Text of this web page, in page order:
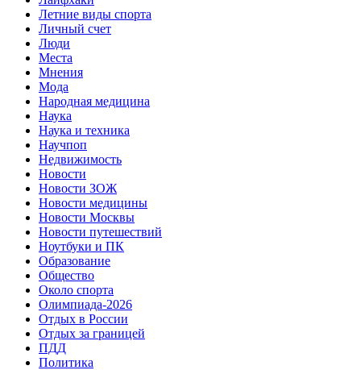
Летние виды спорта
Личный счет
Люди
Места
Мнения
Мода
Народная медицина
Наука
Наука и техника
Научпоп
Недвижимость
Новости
Новости ЗОЖ
Новости медицины
Новости Москвы
Новости путешествий
Ноутбуки и ПК
Образование
Общество
Около спорта
Олимпиада-2026
Отдых в России
Отдых за границей
ПДД
Политика